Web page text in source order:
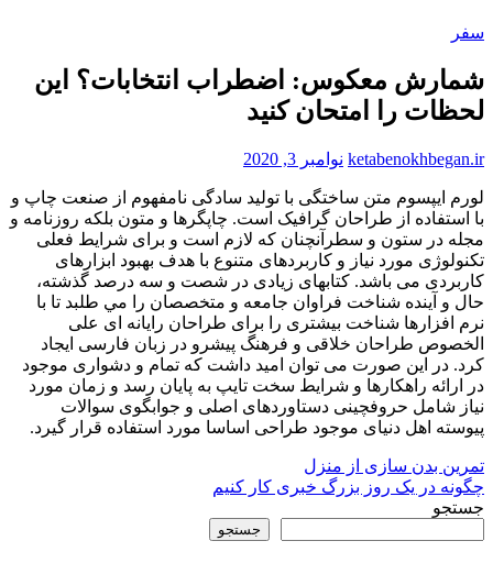
سفر
شمارش معکوس: اضطراب انتخابات؟ این
لحظات را امتحان کنید
ketabenokhbegan.ir نوامبر 3, 2020
لورم ايپسوم متن ساختگی با توليد سادگی نامفهوم از صنعت چاپ و
با استفاده از طراحان گرافيک است. چاپگرها و متون بلکه روزنامه و
مجله در ستون و سطرآنچنان که لازم است و برای شرايط فعلی
تکنولوژی مورد نياز و کاربردهای متنوع با هدف بهبود ابزارهای
کاربردی می باشد. کتابهای زيادی در شصت و سه درصد گذشته،
حال و آينده شناخت فراوان جامعه و متخصصان را مي طلبد تا با
نرم افزارها شناخت بيشتری را برای طراحان رايانه ای علی
الخصوص طراحان خلاقی و فرهنگ پيشرو در زبان فارسی ايجاد
کرد. در اين صورت می توان اميد داشت که تمام و دشواری موجود
در ارائه راهکارها و شرايط سخت تايپ به پايان رسد و زمان مورد
نياز شامل حروفچينی دستاوردهای اصلی و جوابگوی سوالات
پيوسته اهل دنيای موجود طراحی اساسا مورد استفاده قرار گيرد.
راهبری
نوشته
تمرین بدن سازی از منزل
چگونه در یک روز بزرگ خبری کار کنیم
جستجو
جستجو